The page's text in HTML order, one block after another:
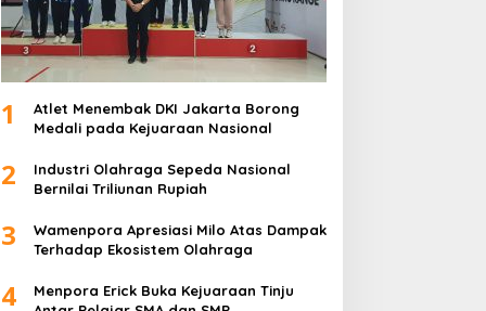
1
Atlet Menembak DKI Jakarta Borong
Medali pada Kejuaraan Nasional
2
Industri Olahraga Sepeda Nasional
Bernilai Triliunan Rupiah
3
Wamenpora Apresiasi Milo Atas Dampak
Terhadap Ekosistem Olahraga
4
Menpora Erick Buka Kejuaraan Tinju